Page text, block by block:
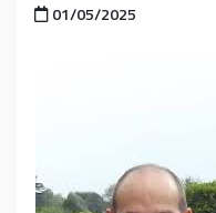
Posted on
01/05/2025